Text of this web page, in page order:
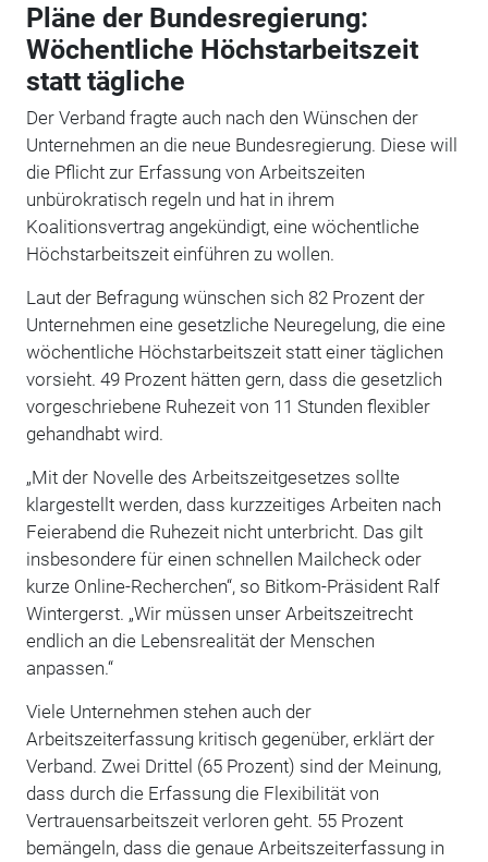
Pläne der Bundesregierung:
Wöchentliche Höchstarbeitszeit
statt tägliche
Der Verband fragte auch nach den Wünschen der
Unternehmen an die neue Bundesregierung. Diese will
die Pflicht zur Erfassung von Arbeitszeiten
unbürokratisch regeln und hat in ihrem
Koalitionsvertrag angekündigt, eine wöchentliche
Höchstarbeitszeit einführen zu wollen.
Laut der Befragung wünschen sich 82 Prozent der
Unternehmen eine gesetzliche Neuregelung, die eine
wöchentliche Höchstarbeitszeit statt einer täglichen
vorsieht. 49 Prozent hätten gern, dass die gesetzlich
vorgeschriebene Ruhezeit von 11 Stunden flexibler
gehandhabt wird.
„Mit der Novelle des Arbeitszeitgesetzes sollte
klargestellt werden, dass kurzzeitiges Arbeiten nach
Feierabend die Ruhezeit nicht unterbricht. Das gilt
insbesondere für einen schnellen Mailcheck oder
kurze Online-Recherchen“, so Bitkom-Präsident Ralf
Wintergerst. „Wir müssen unser Arbeitszeitrecht
endlich an die Lebensrealität der Menschen
anpassen.“
Viele Unternehmen stehen auch der
Arbeitszeiterfassung kritisch gegenüber, erklärt der
Verband. Zwei Drittel (65 Prozent) sind der Meinung,
dass durch die Erfassung die Flexibilität von
Vertrauensarbeitszeit verloren geht. 55 Prozent
bemängeln, dass die genaue Arbeitszeiterfassung in